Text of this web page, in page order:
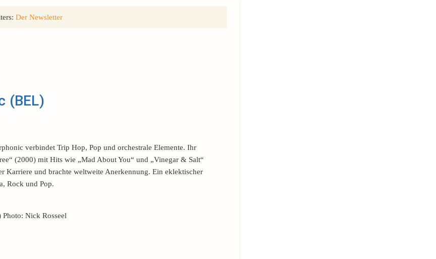
Der Newsletter
(BEL)
verbindet Trip Hop, Pop und orchestrale Elemente. Ihr
(2000) mit Hits wie „Mad About You“ und „Vinegar & Salt“
Karriere und brachte weltweite Anerkennung. Ein eklektischer
Rock und Pop.
Nick Rosseel